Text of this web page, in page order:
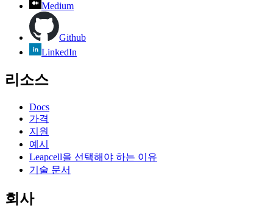
Medium
Github
LinkedIn
리소스
Docs
가격
지원
예시
Leapcell을 선택해야 하는 이유
기술 문서
회사